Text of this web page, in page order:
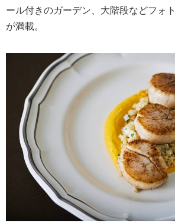
ール付きのガーデン、大階段などフォ
が満載。